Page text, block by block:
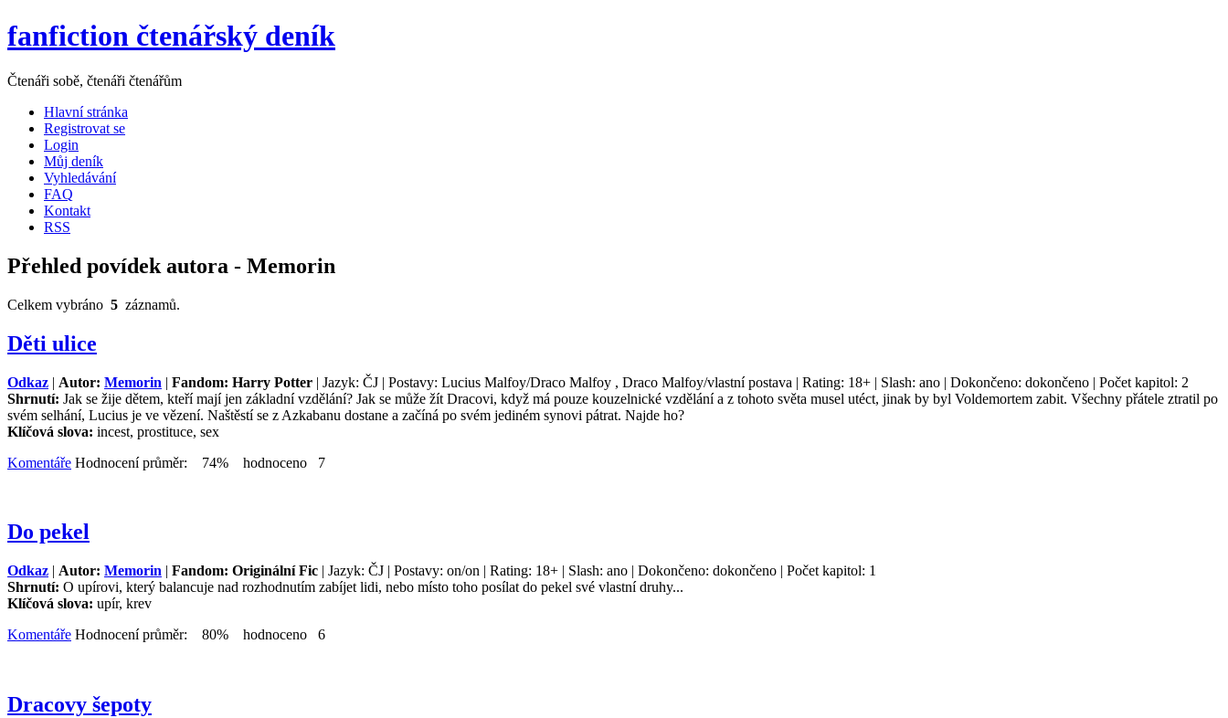
fanfiction čtenářský deník
Čtenáři sobě, čtenáři čtenářům
Hlavní stránka
Registrovat se
Login
Můj deník
Vyhledávání
FAQ
Kontakt
RSS
Přehled povídek autora - Memorin
Celkem vybráno 5 záznamů.
Děti ulice
Odkaz | Autor: Memorin | Fandom: Harry Potter | Jazyk: ČJ | Postavy: Lucius Malfoy/Draco Malfoy , Draco Malfoy/vlastní postava | Rating: 18+ | Slash: ano | Dokončeno: dokončeno | Počet kapitol: 2
Shrnutí: Jak se žije dětem, kteří mají jen základní vzdělání? Jak se může žít Dracovi, když má pouze kouzelnické vzdělání a z tohoto světa musel utéct, jinak by byl Voldemortem zabit. Všechny přátele ztratil po
svém selhání, Lucius je ve vězení. Naštěstí se z Azkabanu dostane a začíná po svém jediném synovi pátrat. Najde ho?
Klíčová slova: incest, prostituce, sex
Komentáře Hodnocení průměr: 74% hodnoceno 7
Do pekel
Odkaz | Autor: Memorin | Fandom: Originální Fic | Jazyk: ČJ | Postavy: on/on | Rating: 18+ | Slash: ano | Dokončeno: dokončeno | Počet kapitol: 1
Shrnutí: O upírovi, který balancuje nad rozhodnutím zabíjet lidi, nebo místo toho posílat do pekel své vlastní druhy...
Klíčová slova: upír, krev
Komentáře Hodnocení průměr: 80% hodnoceno 6
Dracovy šepoty